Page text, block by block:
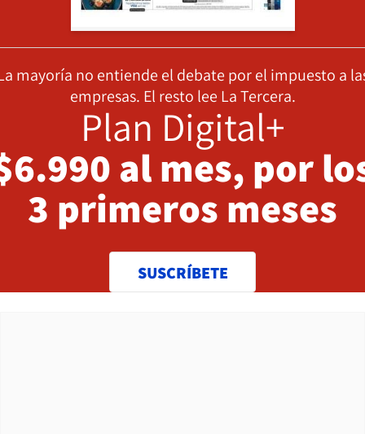
mayoría no entiende el debate por el impuesto a
empresas. El resto lee La Tercera.
Plan Digital+
al mes, por
3 primeros meses
SUSCRÍBETE